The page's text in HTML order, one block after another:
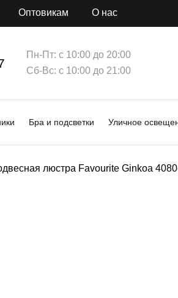
Оптовикам О нас
Пн-Пт: с 10:00 до 20:00
Сб-Вс: с 10:00 до 21:00
Бра и подсветки Уличное
люстра Favourite Ginkoa